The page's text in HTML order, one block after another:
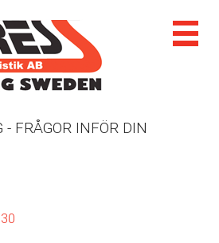
- FRÅGOR INFÖR DIN